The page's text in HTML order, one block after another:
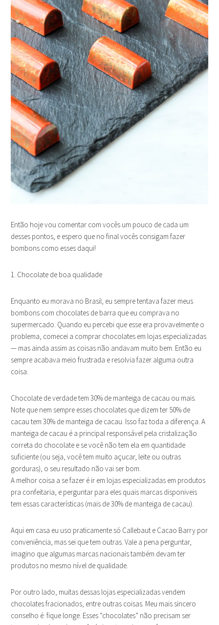
Então hoje vou comentar com vocês um pouco de cada um
desses pontos, e espero que no final vocês consigam fazer
bombons como esses daqui!
1. Chocolate de boa qualidade
Enquanto eu morava no Brasil, eu sempre tentava fazer meus
bombons com chocolates de barra que eu comprava no
supermercado. Quando eu percebi que esse era provavelmente o
problema, comecei a comprar chocolates em lojas especializadas
— mas ainda assim as coisas não andavam muito bem. Então eu
sempre acabava meio frustrada e resolvia fazer alguma outra
coisa.
Chocolate de verdade tem 30% de manteiga de cacau ou mais.
Note que nem sempre esses chocolates que dizem ter 50% de
cacau tem 30% de manteiga de cacau. Isso faz toda a diferença. A
manteiga de cacau é a principal responsável pela cristalização
correta do chocolate e se você não tem ela em quantidade
suficiente (ou seja, você tem muito açucar, leite ou outras
gorduras), o seu resultado não vai ser bom.
A melhor coisa a se fazer é ir em lojas especializadas em produtos
pra confeitaria, e perguntar para eles quais marcas disponiveis
tem essas características (mais de 30% de manteiga de cacau).
Aqui em casa eu uso praticamente só Callebaut e Cacao Barry por
conveniência, mas sei que tem outras. Vale a pena perguntar,
imagino que algumas marcas nacionais também devam ter
produtos no mesmo nível de qualidade.
Por outro lado, muitas dessas lojas especializadas vendem
chocolates fracionados, entre outras coisas. Meu mais sincero
conselho é: fique longe. Esses “chocolates” não precisam ser